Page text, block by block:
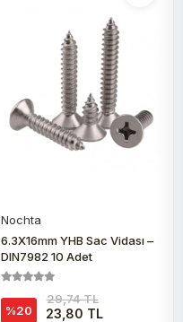
Nochta
6.3X16mm YHB Sac Vidası –
DIN7982 10 Adet
%20
29,74 TL
23,80 TL